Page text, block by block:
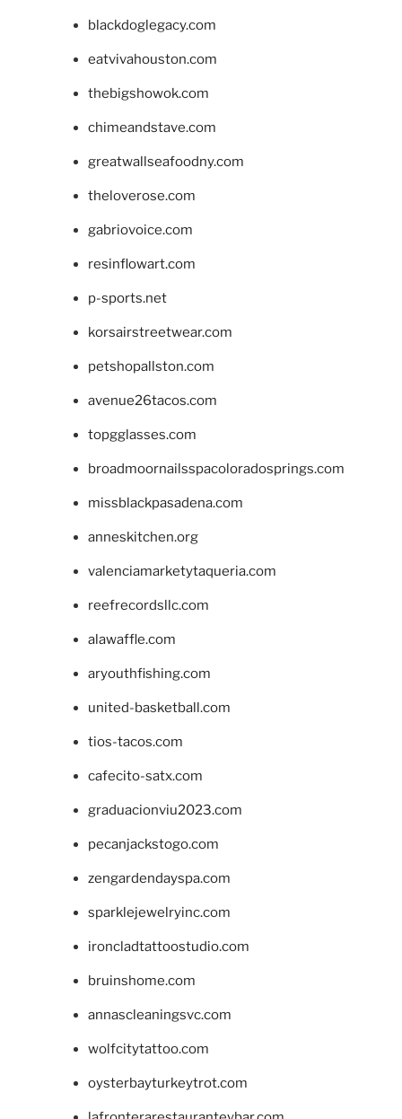
blackdoglegacy.com
eatvivahouston.com
thebigshowok.com
chimeandstave.com
greatwallseafoodny.com
theloverose.com
gabriovoice.com
resinflowart.com
p-sports.net
korsairstreetwear.com
petshopallston.com
avenue26tacos.com
topgglasses.com
broadmoornailsspacoloradosprings.com
missblackpasadena.com
anneskitchen.org
valenciamarketytaqueria.com
reefrecordsllc.com
alawaffle.com
aryouthfishing.com
united-basketball.com
tios-tacos.com
cafecito-satx.com
graduacionviu2023.com
pecanjackstogo.com
zengardendayspa.com
sparklejewelryinc.com
ironcladtattoostudio.com
bruinshome.com
annascleaningsvc.com
wolfcitytattoo.com
oysterbayturkeytrot.com